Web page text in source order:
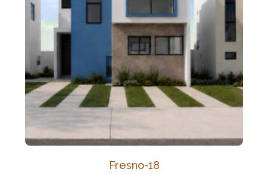
Fresno-18